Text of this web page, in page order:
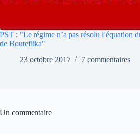
PST : "Le régime n’a pas résolu l’équation
de Bouteflika"
23 octobre 2017
7 commentaires
Un commentaire